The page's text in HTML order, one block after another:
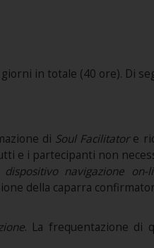
in totale (40 ore). Di
di Soul Facilitatore
e i partecipanti non
navigazione
della caparra
. La frequentazione di